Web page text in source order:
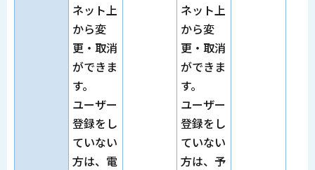
ネット上
から変
更・取消
ができま
す。
ユーザー
登録をし
ていない
方は、電
ネット上
から変
更・取消
ができま
す。
ユーザー
登録をし
ていない
方は、予